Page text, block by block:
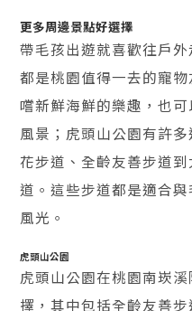
更多周邊景點好選擇
帶毛孩出遊就喜歡往戶
都是桃園值得一去的寵
嚐新鮮海鮮的樂趣，也
風景；虎頭山公園有許
花步道、全齡友善步道
道。這些步道都是適合
風光。
虎頭山公園
虎頭山公園在桃園南崁
擇，其中包括全齡友善